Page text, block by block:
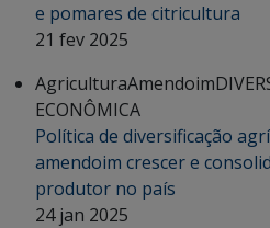
e pomares de citricultura
21 fev 2025
AgriculturaAmendoim
ECONÔMICA
Política de diversificação
amendoim crescer e
produtor no país
24 jan 2025